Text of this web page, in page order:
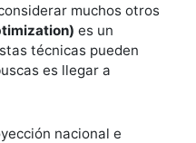
muchos otros
es un
técnicas pueden
es llegar a
nacional e